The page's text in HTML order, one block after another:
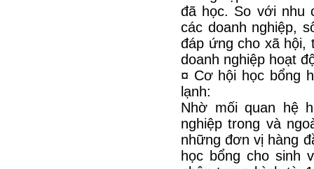
đã học. So với nhu
các doanh nghiệp,
đáp ứng cho xã hội,
doanh nghiệp hoạt
¤ Cơ hội học bổng
lạnh:
Nhờ mối quan hệ
nghiệp trong và
những đơn vị hàng
học bổng cho sinh